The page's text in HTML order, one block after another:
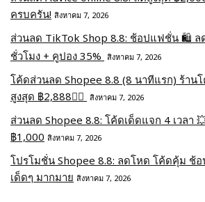
ครบครัน! สิงหาคม 7, 2026
ส่วนลด TikTok Shop 8.8: ช้อปแฟชั่น 🛍️ ล
ชั่วโมง + คูปอง 35% สิงหาคม 7, 2026
โค้ดส่วนลด Shopee 8.8 (8 นาทีแรก) ร้าน
สูงสุด ฿2,888❤️‍🔥 สิงหาคม 7, 2026
ส่วนลด Shopee 8.8: โค้ดเด็ดแจก 4 เวลา
฿1,000 สิงหาคม 7, 2026
โปรโมชั่น Shopee 8.8: ลดโหด โค้ดคุ้ม ช้
เด็ดๆ มากมาย สิงหาคม 7, 2026